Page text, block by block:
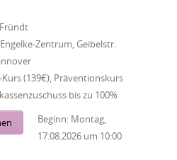
Zentrum, Geibelstr.
(139€), Präventionskurs
bis zu 100%
Beginn: Montag,
17.08.2026 um 10:00